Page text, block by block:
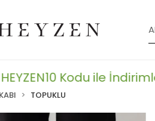
Kodu ile
TOPUKLU